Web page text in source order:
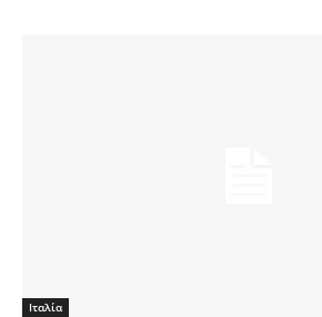
Ιταλία